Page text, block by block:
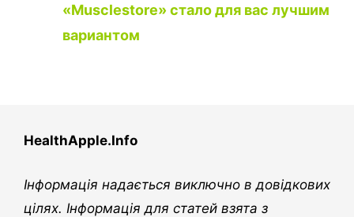
«Musclestore» стало для вас лучшим
вариантом
HealthApple.Info
Інформація надається виключно в довідкових
цілях. Інформація для статей взята з